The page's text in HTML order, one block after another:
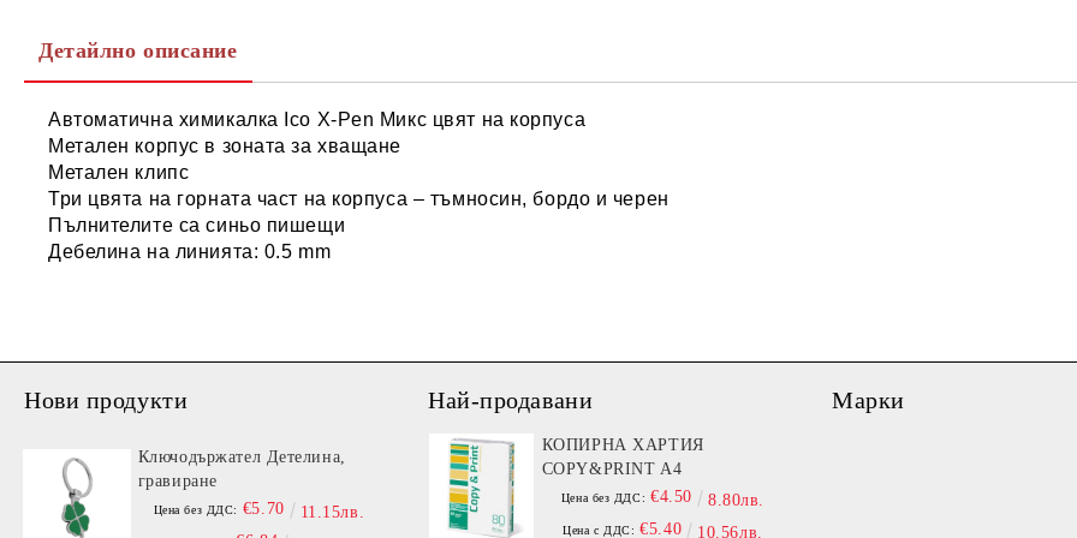
Детайлно описание
Автоматична химикалка Ico X-Pen Микс цвят на корпуса
Метален корпус в зоната за хващане
Метален клипс
Три цвята на горната част на корпуса – тъмносин, бордо и черен
Пълнителите са синьо пишещи
Дебелина на линията: 0.5 mm
Нови продукти
Ключодържател Детелина,
гравиране
Цена без ДДС: €5.70 11.15лв.
Най-продавани
КОПИРНА ХАРТИЯ
COPY&PRINT A4
Цена без ДДС: €4.50 8.80лв.
Цена с ДДС: €5.40 10.56лв.
Марки